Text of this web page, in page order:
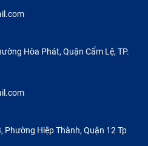
Hòa Phát, Quận Cẩm Lệ, TP.
Phường Hiệp Thành, Quận 12 Tp